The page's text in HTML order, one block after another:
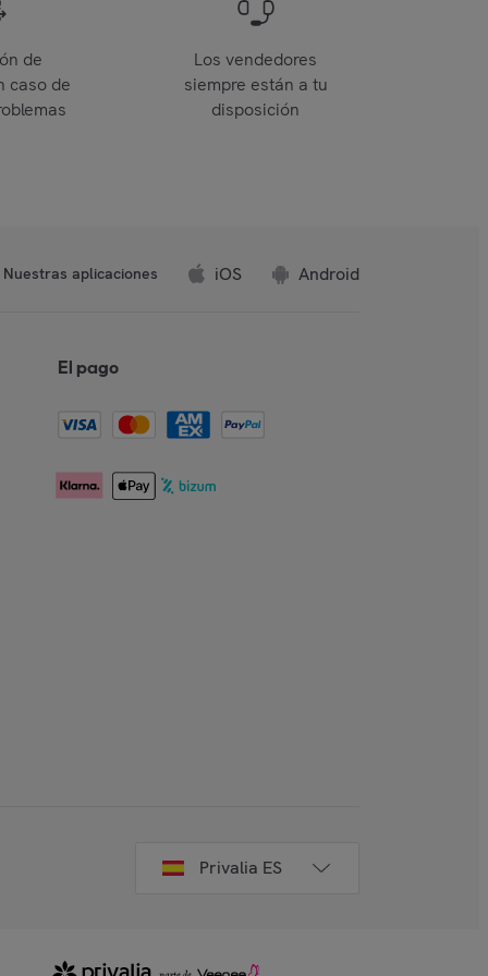
de
caso de
Los vendedores
siempre están a tu
disposición
Nuestras aplicaciones iOS Android
El pago
Privalia ES